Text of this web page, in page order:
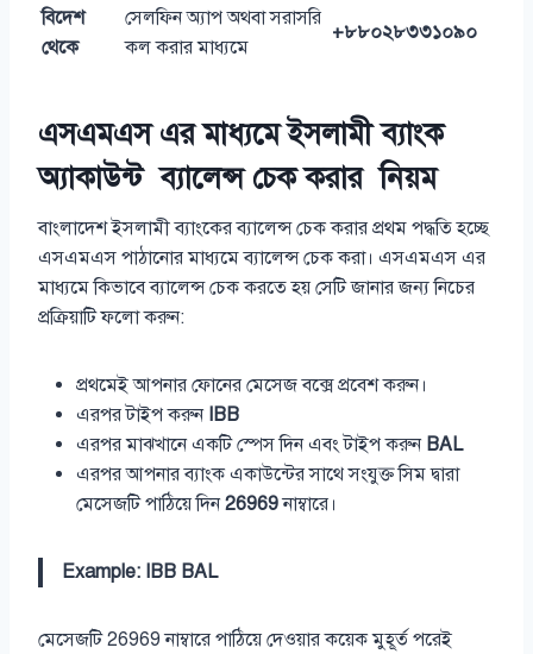
বিদেশ
থেকে
সেলফিন অ্যাপ অথবা সরাসরি
কল করার মাধ্যমে
+৮৮০২৮৩৩১০৯০
এসএমএস এর মাধ্যমে ইসলামী ব্যাংক
অ্যাকাউন্ট ব্যালেন্স চেক করার নিয়ম
বাংলাদেশ ইসলামী ব্যাংকের ব্যালেন্স চেক করার প্রথম পদ্ধতি হচ্ছে
এসএমএস পাঠানোর মাধ্যমে ব্যালেন্স চেক করা। এসএমএস এর
মাধ্যমে কিভাবে ব্যালেন্স চেক করতে হয় সেটি জানার জন্য নিচের
প্রক্রিয়াটি ফলো করুন:
প্রথমেই আপনার ফোনের মেসেজ বক্সে প্রবেশ করুন।
এরপর টাইপ করুন IBB
এরপর মাঝখানে একটি স্পেস দিন এবং টাইপ করুন BAL
এরপর আপনার ব্যাংক একাউন্টের সাথে সংযুক্ত সিম দ্বারা
মেসেজটি পাঠিয়ে দিন26969নাম্বারে।
Example: IBB BAL
মেসেজটি 26969 নাম্বারে পাঠিয়ে দেওয়ার কয়েক মুহূর্ত পরেই